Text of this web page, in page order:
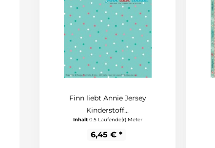
Finn liebt Annie Jersey
Kinderstoff...
Inhalt 0.5 Laufende(r) Meter
6,45 € *